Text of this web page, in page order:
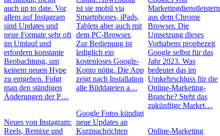
auch up to date. Vor
allem auf Instagram
sind Updates und
neue Formate sehr oft
im Umlauf und
erfordern konstante
Beobachtung, um
keinem neuen Hype
zu entgehen. Folgt
man den ständigen
Änderungen der P…
Neues von Instagram:
Reels, Remixe und
ist sie mobil via
Smartphones, iPads,
Tablets aber auch mit
dem PC-Browser.
Zur Bedienung ist
lediglich ein
kostenloses Google-
Konto nötig. Die App
zeigt nach Installation
alle Bilddateien a…
Google Fotos kündigt
neue Updates an
Kurznachrichten
Marketingdienstleistern
aus dem Chrome
Browser. Die
Umsetzung dieses
Vorhabens prophezeit
Google selbst für das
Jahr 2023. Was
bedeutet das im
Umkehrschluss für die
Online-Marketing-
Branche? Steht das
zukünftige Market…
Online-Marketing